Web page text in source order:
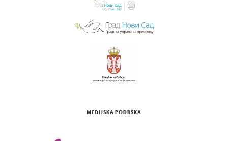
MEDIJSKA PODRŠKA